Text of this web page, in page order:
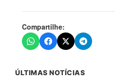
Compartilhe:
ÚLTIMAS NOTÍCIAS